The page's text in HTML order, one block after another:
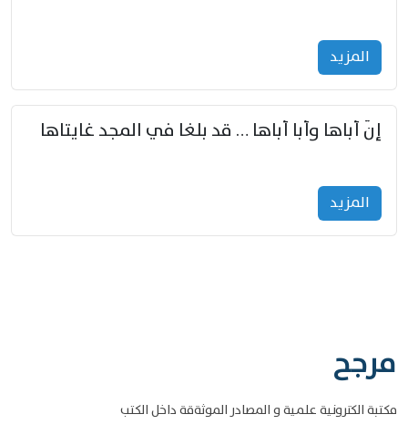
المزید
إنّ أباها وأبا أباها … قد بلغا في المجد غايتاها
المزید
مرجح
مكتبة الكترونية علمية و المصادر الموثةقة داخل الكتب